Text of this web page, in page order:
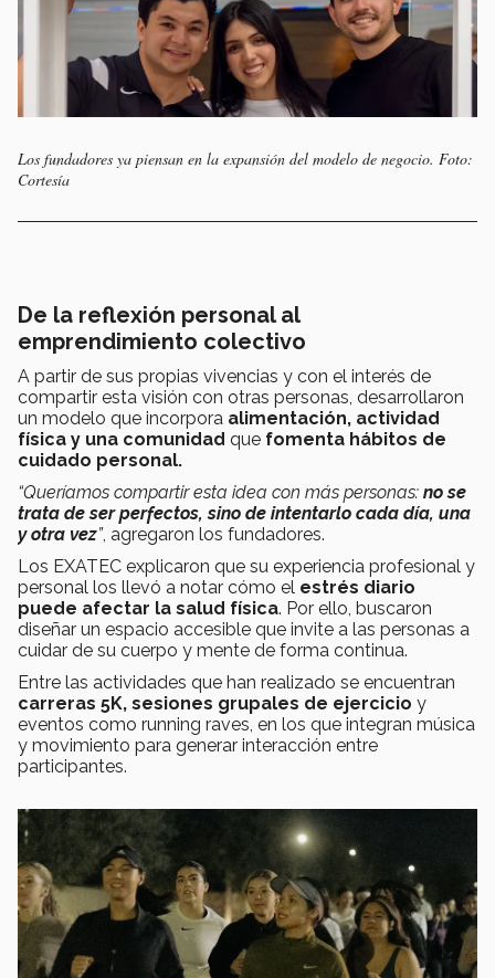
Los fundadores ya piensan en la expansión del modelo de negocio. Foto:
Cortesía
De la reflexión personal al
emprendimiento colectivo
A partir de sus propias vivencias y con el interés de
compartir esta visión con otras personas, desarrollaron
un modelo que incorpora alimentación, actividad
física y una comunidad que fomenta hábitos de
cuidado personal.
“Queríamos compartir esta idea con más personas: no se
trata de ser perfectos, sino de intentarlo cada día, una
y otra vez”, agregaron los fundadores.
Los EXATEC explicaron que su experiencia profesional y
personal los llevó a notar cómo el estrés diario
puede afectar la salud física. Por ello, buscaron
diseñar un espacio accesible que invite a las personas a
cuidar de su cuerpo y mente de forma continua.
Entre las actividades que han realizado se encuentran
carreras 5K, sesiones grupales de ejercicio y
eventos como running raves, en los que integran música
y movimiento para generar interacción entre
participantes.